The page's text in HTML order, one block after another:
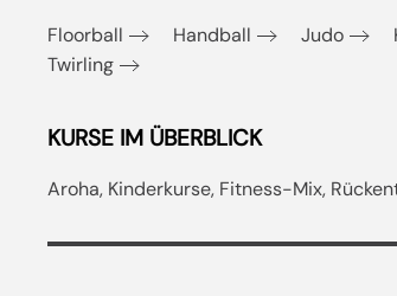
Floorball Handball Judo
Twirling
KURSE IM ÜBERBLICK
Aroha, Kinderkurse, Fitness-Mix,